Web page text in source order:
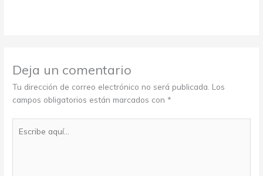
Deja un comentario
Tu dirección de correo electrónico no será publicada. Los
campos obligatorios están marcados con *
aquí...